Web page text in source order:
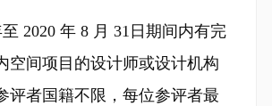
2020 年 8 月 31日期间内有完
空间项目的设计师或设计机构
评者国籍不限，每位参评者最